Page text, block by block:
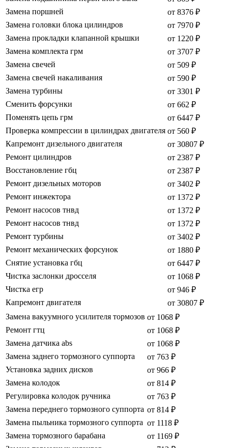
Замена поршней
от 8376 ₽
Замена головки блока цилиндров
от 7970 ₽
Замена прокладки клапанной крышки
от 1220 ₽
Замена комплекта грм
от 3707 ₽
Замена свечей
от 509 ₽
Замена свечей накаливания
от 590 ₽
Замена турбины
от 3301 ₽
Сменить форсунки
от 662 ₽
Поменять цепь грм
от 6447 ₽
Проверка компрессии в цилиндрах двигателя от 560 ₽
Капремонт дизельного двигателя
от 30807 ₽
Ремонт цилиндров
от 2387 ₽
Восстановление гбц
от 2387 ₽
Ремонт дизельных моторов
от 3402 ₽
Ремонт инжектора
от 1372 ₽
Ремонт насосов тнвд
от 1372 ₽
Ремонт насосов тнвд
от 1372 ₽
Ремонт турбины
от 3402 ₽
Ремонт механических форсунок
от 1880 ₽
Снятие установка гбц
от 6447 ₽
Чистка заслонки дросселя
от 1068 ₽
Чистка егр
от 946 ₽
Капремонт двигателя
от 30807 ₽
Замена вакуумного усилителя тормозов от 1068 ₽
Ремонт гтц
от 1068 ₽
Замена датчика abs
от 1068 ₽
Замена заднего тормозного суппорта
от 763 ₽
Установка задних дисков
от 966 ₽
Замена колодок
от 814 ₽
Регулировка колодок ручника
от 763 ₽
Замена переднего тормозного суппорта от 814 ₽
Замена пыльника тормозного суппорта от 1118 ₽
Замена тормозного барабана
от 1169 ₽